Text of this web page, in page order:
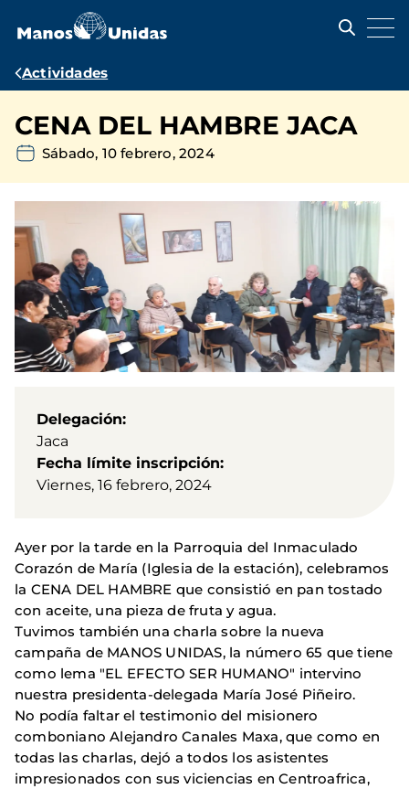
contenido
Ruta
navegación
Actividades
CENA DEL HAMBRE JACA
Sábado, 10 febrero, 2024
Delegación
Jaca
Fecha límite inscripción
Viernes, 16 febrero, 2024
Ayer por la tarde en la Parroquia del Inmaculado
Corazón de María (Iglesia de la estación), celebramos
la CENA DEL HAMBRE que consistió en pan tostado
con aceite, una pieza de fruta y agua.
Tuvimos también una charla sobre la nueva
campaña de MANOS UNIDAS, la número 65 que tiene
como lema "EL EFECTO SER HUMANO" intervino
nuestra presidenta-delegada María José Piñeiro.
No podía faltar el testimonio del misionero
comboniano Alejandro Canales Maxa, que como en
todas las charlas, dejó a todos los asistentes
impresionados con sus viciencias en Centroafrica,